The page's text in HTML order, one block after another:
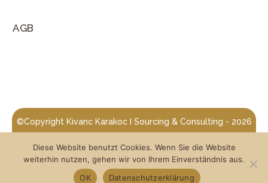
AGB
©Copyright Kivanc Karakoc I Sourcing & Consulting - 2026
Diese Website benutzt Cookies. Wenn Sie die Website
weiterhin nutzen, gehen wir von Ihrem Einverständnis aus.
OK
Datenschutzerklärung